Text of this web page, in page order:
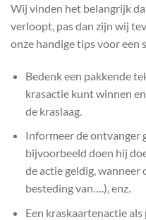
Wij vinden het belangrijk
verloopt, pas dan zijn wij
onze handige tips voor een
Bedenk een pakkende
krasactie kunt winnen
de kraslaag.
Informeer de ontvanger
bijvoorbeeld doen hij
de actie geldig, wanneer
besteding van….), enz.
Een kraskaartenactie